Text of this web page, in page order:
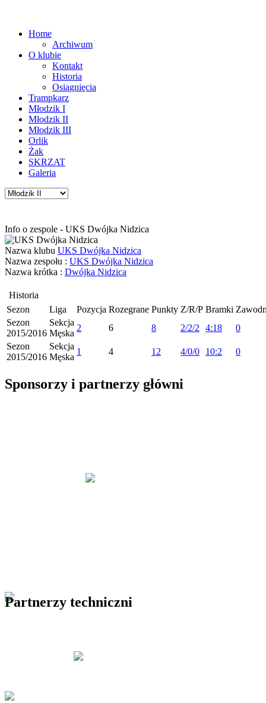
Home
Archiwum
O klubie
Kontakt
Historia
Osiągnięcia
Trampkarz
Młodzik I
Młodzik II
Młodzik III
Orlik
Żak
SKRZAT
Galeria
Info o zespole - UKS Dwójka Nidzica
Nazwa klubu UKS Dwójka Nidzica
Nazwa zespołu : UKS Dwójka Nidzica
Nazwa krótka : Dwójka Nidzica
Historia
Sezon
Liga Pozycja Rozegrane Punkty Z/R/P Bramki
Sezon
2015/2016
Sekcja
Męska
2 6 8 2/2/2 4:18
0
Sezon
2015/2016
Sekcja
Męska
1 4 12 4/0/0 10:2 0
Sponsorzy i partnerzy główni
Partnerzy techniczni